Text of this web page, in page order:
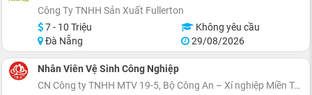
Công Ty TNHH Sản Xuất Fullerton
7 - 10 Triệu
Không yêu cầu
Đà Nẵng
29/08/2026
Nhân Viên Vệ Sinh Công Nghiệp
CN Công ty TNHH MTV 19-5, Bộ Công An – Xí nghiệp Miền Trung